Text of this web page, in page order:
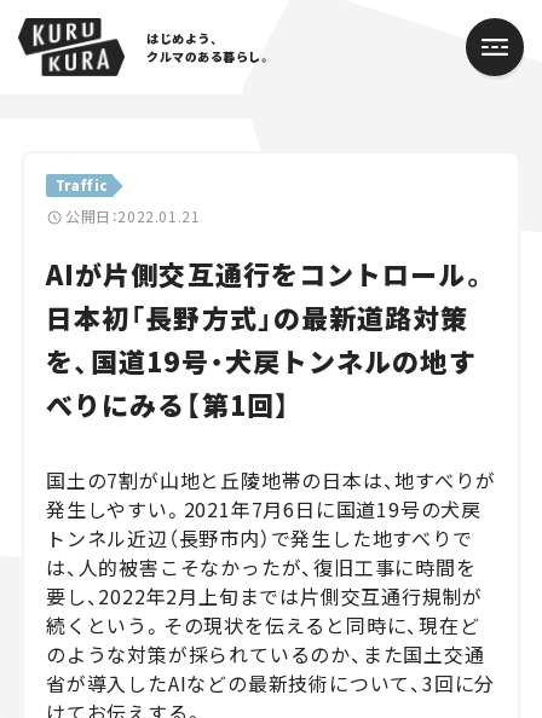
はじめよう、
クルマのある暮らし。
Traffic
公開日：2022.01.21
AIが片側交互通行をコントロール。
日本初「長野方式」の最新道路対策
を、国道19号・犬戻トンネルの地す
べりにみる【第1回】
国土の7割が山地と丘陵地帯の日本は、地すべりが
発生しやすい。2021年7月6日に国道19号の犬戻
トンネル近辺（長野市内）で発生した地すべりで
は、人的被害こそなかったが、復旧工事に時間を
要し、2022年2月上旬までは片側交互通行規制が
続くという。その現状を伝えると同時に、現在ど
のような対策が採られているのか、また国土交通
省が導入したAIなどの最新技術について、3回に分
けてお伝えする。
Cars
Lifestyle
Traffic
Special
Campaign
人気のハッシュタグ
スズキ ジムニー｜Suzuki Jimny
スズキ｜Suzuki
マツダ｜Mazda
マツダ ロードスター｜Mazda Roadster